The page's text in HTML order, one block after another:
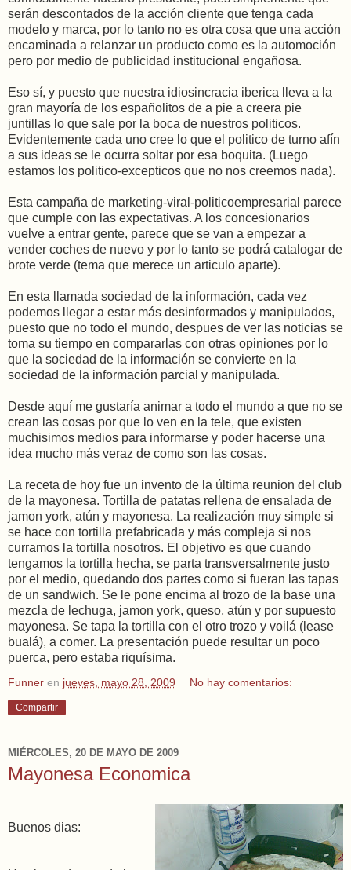
serán descontados de la acción cliente que tenga cada
modelo y marca, por lo tanto no es otra cosa que una acción
encaminada a relanzar un producto como es la automoción
pero por medio de publicidad institucional engañosa.
Eso sí, y puesto que nuestra idiosincracia iberica lleva a la
gran mayoría de los españolitos de a pie a creera pie
juntillas lo que sale por la boca de nuestros politicos.
Evidentemente cada uno cree lo que el politico de turno afín
a sus ideas se le ocurra soltar por esa boquita. (Luego
estamos los politico-excepticos que no nos creemos nada).
Esta campaña de marketing-viral-politicoempresarial parece
que cumple con las expectativas. A los concesionarios
vuelve a entrar gente, parece que se van a empezar a
vender coches de nuevo y por lo tanto se podrá catalogar de
brote verde (tema que merece un articulo aparte).
En esta llamada sociedad de la información, cada vez
podemos llegar a estar más desinformados y manipulados,
puesto que no todo el mundo, despues de ver las noticias se
toma su tiempo en compararlas con otras opiniones por lo
que la sociedad de la información se convierte en la
sociedad de la información parcial y manipulada.
Desde aquí me gustaría animar a todo el mundo a que no se
crean las cosas por que lo ven en la tele, que existen
muchisimos medios para informarse y poder hacerse una
idea mucho más veraz de como son las cosas.
La receta de hoy fue un invento de la última reunion del club
de la mayonesa. Tortilla de patatas rellena de ensalada de
jamon york, atún y mayonesa. La realización muy simple si
se hace con tortilla prefabricada y más compleja si nos
curramos la tortilla nosotros. El objetivo es que cuando
tengamos la tortilla hecha, se parta transversalmente justo
por el medio, quedando dos partes como si fueran las tapas
de un sandwich. Se le pone encima al trozo de la base una
mezcla de lechuga, jamon york, queso, atún y por supuesto
mayonesa. Se tapa la tortilla con el otro trozo y voilá (lease
bualá), a comer. La presentación puede resultar un poco
puerca, pero estaba riquísima.
Funner en jueves, mayo 28, 2009 No hay comentarios:
Compartir
MIÉRCOLES, 20 DE MAYO DE 2009
Mayonesa Economica
Buenos dias: